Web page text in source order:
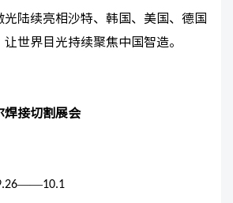
光陆续亮相沙特、韩国、美国、德国
世界目光持续聚焦中国智造。
焊接切割展会
——10.1